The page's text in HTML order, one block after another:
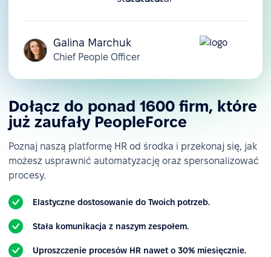
Galina Marchuk
Chief People Officer
Dołącz do ponad 1600 firm, które
już zaufały PeopleForce
Poznaj naszą platformę HR od środka i przekonaj się, jak
możesz usprawnić automatyzację oraz spersonalizować
procesy.
Elastyczne dostosowanie do Twoich potrzeb.
Stała komunikacja z naszym zespołem.
Uproszczenie procesów HR nawet o 30% miesięcznie.